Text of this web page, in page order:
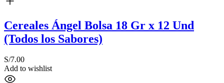
Cereales Ángel Bolsa 18 Gr x 12 Und
(Todos los Sabores)
S/7.00
Add to wishlist